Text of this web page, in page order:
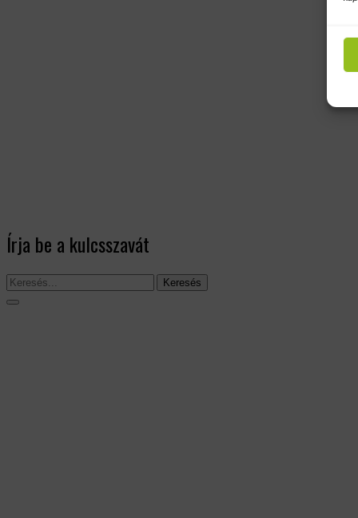
Írja be a kulcsszavát
Keresés